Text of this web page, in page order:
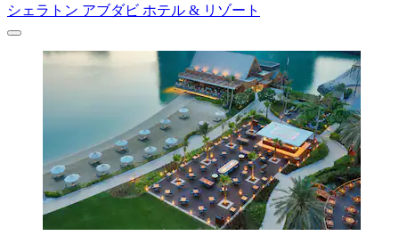
シェラトン アブダビ ホテル & リゾート